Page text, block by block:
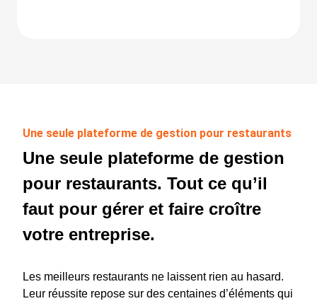
Une seule plateforme de gestion pour restaurants
Une seule plateforme de gestion
pour restaurants. Tout ce qu’il
faut pour gérer et faire croître
votre entreprise.
Les meilleurs restaurants ne laissent rien au hasard.
Leur réussite repose sur des centaines d’éléments qui